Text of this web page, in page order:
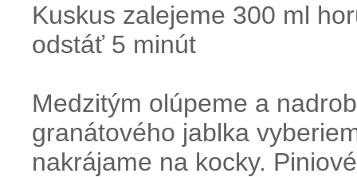
Kuskus zalejeme 300 ml
odstáť 5 minút
Medzitým olúpeme a
granátového jablka
nakrájame na kocky.